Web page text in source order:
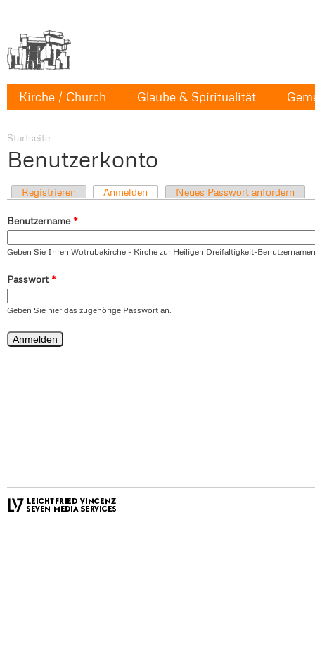
Kirche / Church Glaube & Spiritualität
Startseite
Benutzerkonto
Registrieren Anmelden Neues Passwort anfordern
Benutzername *
Geben Sie Ihren Wotrubakirche - Kirche zur Heiligen Dreifaltigkeit-
Passwort *
Geben Sie hier das zugehörige Passwort an.